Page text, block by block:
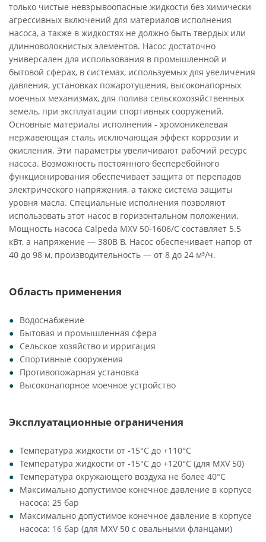
только чистые невзрывоопасные жидкости без химически
агрессивных включений для материалов исполнения
насоса, а также в жидкостях не должно быть твердых или
длинноволокнистых элементов. Насос достаточно
универсален для использования в промышленной и
бытовой сферах, в системах, используемых для увеличения
давления, установках пожаротушения, высоконапорных
моечных механизмах, для полива сельскохозяйственных
земель, при эксплуатации спортивных сооружений.
Основные материалы исполнения - хромоникелевая
нержавеющая сталь, исключающая эффект коррозии и
окисления. Эти параметры увеличивают рабочий ресурс
насоса. Возможность постоянного бесперебойного
функционирования обеспечивает защита от перепадов
электрического напряжения, а также система защиты
уровня масла. Специальные исполнения позволяют
использовать этот насос в горизонтальном положении.
Мощность насоса Calpeda MXV 50-1606/C составляет 5.5
кВт, а напряжение — 380В В. Насос обеспечивает напор от
40 до 98 м, производительность — от 8 до 24 м³/ч.
Область применения
Водоснабжение
Бытовая и промышленная сфера
Сельское хозяйство и ирригация
Спортивные сооружения
Противопожарная установка
Высоконапорное моечное устройство
Эксплуатационные ограничения
Температура жидкости от -15°C до +110°C
Температура жидкости от -15°C до +120°C (для MXV 50)
Температура окружающего воздуха не более 40°C
Максимально допустимое конечное давление в корпусе
насоса: 25 бар
Максимально допустимое конечное давление в корпусе
насоса: 16 бар (для MXV 50 с овальными фланцами)